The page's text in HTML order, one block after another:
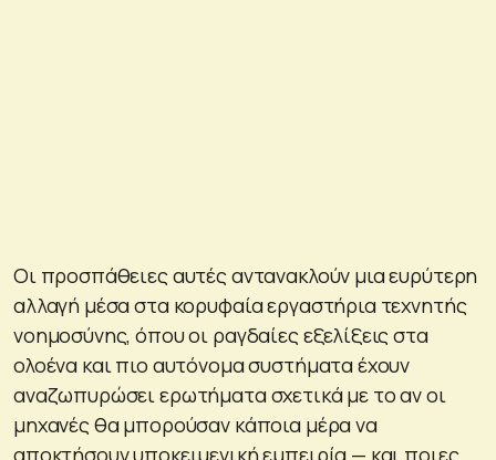
Οι προσπάθειες αυτές αντανακλούν μια ευρύτερη
αλλαγή μέσα στα κορυφαία εργαστήρια τεχνητής
νοημοσύνης, όπου οι ραγδαίες εξελίξεις στα
ολοένα και πιο αυτόνομα συστήματα έχουν
αναζωπυρώσει ερωτήματα σχετικά με το αν οι
μηχανές θα μπορούσαν κάποια μέρα να
αποκτήσουν υποκειμενική εμπειρία — και ποιες